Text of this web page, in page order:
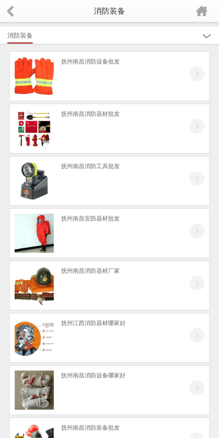
消防装备
消防装备
全部
抚州厨房自动灭火设备
抚州消防维护保养
抚州消防报警系统
抚州消防工程承接、监控安装工程
抚州灭火器、灭火器箱
抚州充装维修
抚州消防栓、消防箱
抚州消防应急灯及安全指示标识
抚州消防配件
抚州防火门
抚州停车场系统
抚州安防器材
抚州消防设计
抚州南昌消防设备批发
抚州南昌消防器材批发
抚州南昌消防工具批发
抚州南昌安防器材批发
抚州南昌消防器材厂家
抚州江西消防器材哪家好
抚州南昌消防设备哪家好
抚州南昌消防装备批发